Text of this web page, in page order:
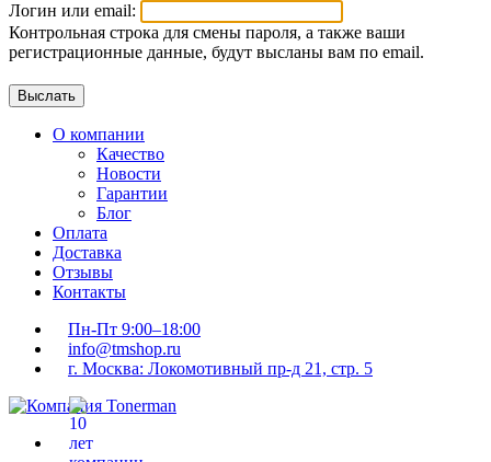
Логин или email:
Контрольная строка для смены пароля, а также ваши
регистрационные данные, будут высланы вам по email.
О компании
Качество
Новости
Гарантии
Блог
Оплата
Доставка
Отзывы
Контакты
Пн-Пт 9:00–18:00
info@tmshop.ru
г. Москва: Локомотивный пр-д 21, стр. 5